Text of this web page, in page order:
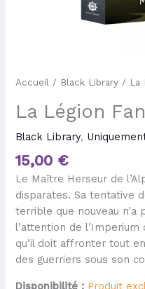
Accueil / Black Library / La
La Légion
Black Library,
15,00 €
Le Maître Herseur de
disparates. Sa tentative
terrible que nouveau n’a
l’attention de l’Imperium
qu’il doit affronter tout
des guerriers sous son
Disponibilité : Produit